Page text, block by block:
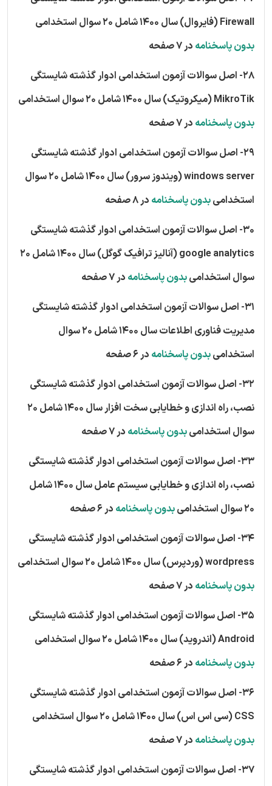
Firewall (فایروال) سال 1400 شامل 20 سوال استخدامی
بدون پاسخنامه در 7 صفحه
28- اصل سوالات آزمون استخدامی ادوار گذشته شایستگی
MikroTik (میکروتیک) سال 1400 شامل 20 سوال استخدامی
بدون پاسخنامه در 7 صفحه
29- اصل سوالات آزمون استخدامی ادوار گذشته شایستگی
windows server (ویندوز سرور) سال 1400 شامل 20 سوال
استخدامیبدون پاسخنامه در 8 صفحه
30- اصل سوالات آزمون استخدامی ادوار گذشته شایستگی
google analytics (آنالیز ترافیک گوگل) سال 1400 شامل 20
سوال استخدامیبدون پاسخنامه در 7 صفحه
31- اصل سوالات آزمون استخدامی ادوار گذشته شایستگی
مدیریت فناوری اطلاعات سال 1400 شامل 20 سوال
استخدامیبدون پاسخنامه در 6 صفحه
32- اصل سوالات آزمون استخدامی ادوار گذشته شایستگی
نصب، راه اندازی و خطایابی سخت افزار سال 1400 شامل 20
سوال استخدامیبدون پاسخنامه در 7 صفحه
33- اصل سوالات آزمون استخدامی ادوار گذشته شایستگی
نصب، راه اندازی و خطایابی سیستم عامل سال 1400 شامل
20 سوال استخدامی
بدون پاسخنامه در 6 صفحه
34- اصل سوالات آزمون استخدامی ادوار گذشته شایستگی
wordpress (وردپرس) سال 1400 شامل 20 سوال استخدامی
بدون پاسخنامه در 7 صفحه
35- اصل سوالات آزمون استخدامی ادوار گذشته شایستگی
Android (اندروید) سال 1400 شامل 20 سوال استخدامی
بدون پاسخنامه در 6 صفحه
36- اصل سوالات آزمون استخدامی ادوار گذشته شایستگی
CSS (سی اس اس) سال 1400 شامل 20 سوال استخدامی
بدون پاسخنامه در 7 صفحه
37- اصل سوالات آزمون استخدامی ادوار گذشته شایستگی